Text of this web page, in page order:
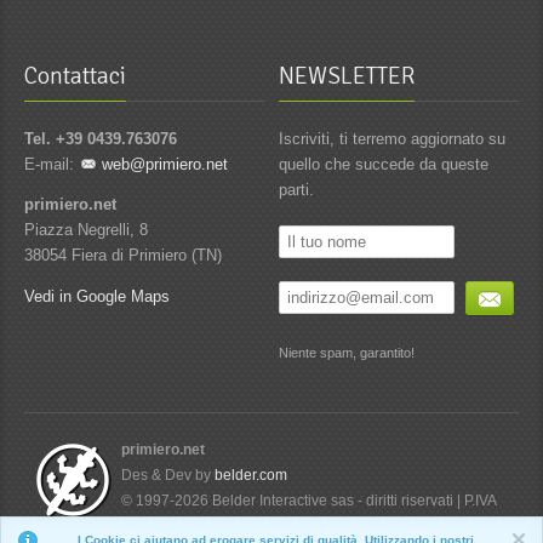
Contattaci
Tel. +39 0439.763076
E-mail:
web@primiero.net
primiero.net
Piazza Negrelli, 8
38054 Fiera di Primiero (TN)
Vedi in Google Maps
NEWSLETTER
Iscriviti, ti terremo aggiornato su
quello che succede da queste
parti.
Niente spam, garantito!
primiero.net
Des & Dev by belder.com
© 1997-2026 Belder Interactive sas - diritti riservati | P.IVA
Nascondi
I Cookie ci aiutano ad erogare servizi di qualità. Utilizzando i nostri